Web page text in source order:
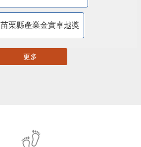
苗栗縣產業金實卓越獎
更多